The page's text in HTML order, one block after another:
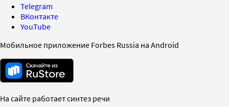
Telegram
ВКонтакте
YouTube
Мобильное приложение Forbes Russia на Android
На сайте работает синтез речи